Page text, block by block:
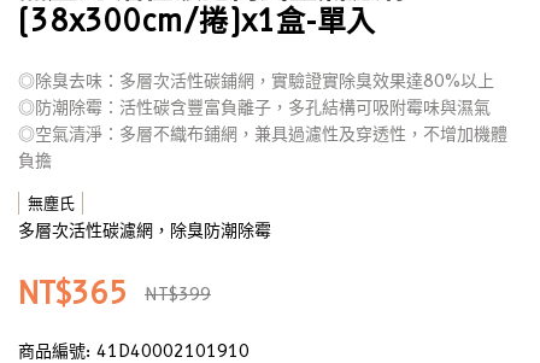
(38x300cm/捲)x1盒-單入
◎除臭去味：多層次活性碳鋪網，實驗證實除臭效果達80%以上
◎防潮除霉：活性碳含豐富負離子，多孔結構可吸附霉味與濕氣
◎空氣清淨：多層不織布鋪網，兼具過濾性及穿透性，不增加機體
負擔
無塵氏
多層次活性碳濾網，除臭防潮除霉
NT$365 NT$399
商品編號: 41D40002101910